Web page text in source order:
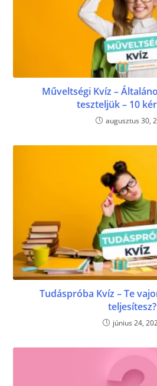
Műveltségi Kvíz –
teszteljük – 10
augusztus 30,
Tudáspróba Kvíz – Te
teljesítesz?
június 24,